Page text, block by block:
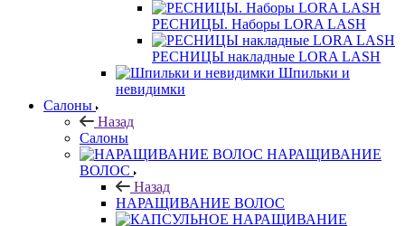
РЕСНИЦЫ. Наборы LORA LASH
РЕСНИЦЫ накладные LORA LASH
Шпильки и
невидимки
Салоны
Назад
Салоны
НАРАЩИВАНИЕ
ВОЛОС
Назад
НАРАЩИВАНИЕ ВОЛОС